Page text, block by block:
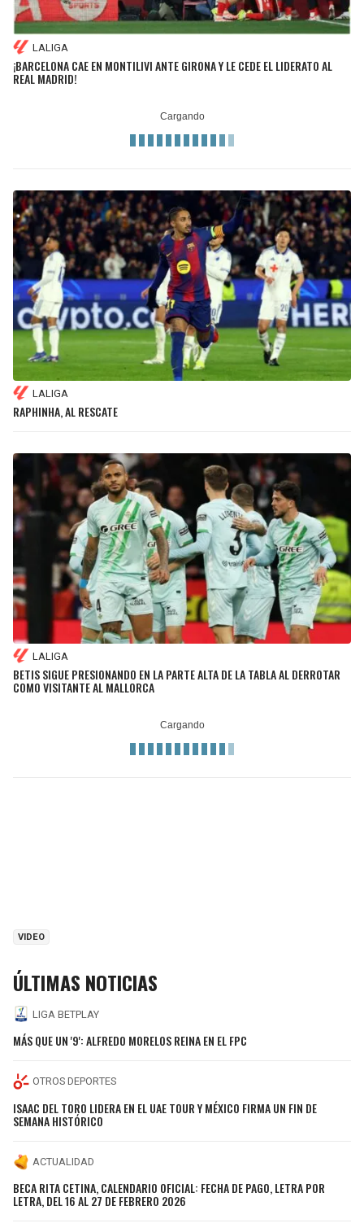
LALIGA
¡BARCELONA CAE EN MONTILIVI ANTE GIRONA Y LE CEDE EL LIDERATO AL
REAL MADRID!
LALIGA
RAPHINHA, AL RESCATE
LALIGA
BETIS SIGUE PRESIONANDO EN LA PARTE ALTA DE LA TABLA AL DERROTAR
COMO VISITANTE AL MALLORCA
VIDEO
ÚLTIMAS NOTICIAS
LIGA BETPLAY
MÁS QUE UN '9': ALFREDO MORELOS REINA EN EL FPC
OTROS DEPORTES
ISAAC DEL TORO LIDERA EN EL UAE TOUR Y MÉXICO FIRMA UN FIN DE
SEMANA HISTÓRICO
ACTUALIDAD
BECA RITA CETINA, CALENDARIO OFICIAL: FECHA DE PAGO, LETRA POR
LETRA, DEL 16 AL 27 DE FEBRERO 2026